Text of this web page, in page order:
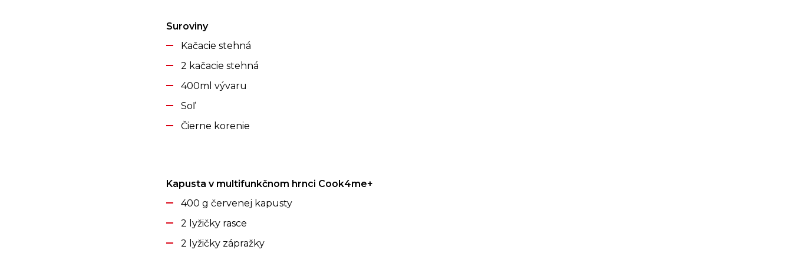
Suroviny
Kačacie stehná
2 kačacie stehná
400ml vývaru
Soľ
Čierne korenie
Kapusta v multifunkčnom hrnci Cook4me+
400 g červenej kapusty
2 lyžičky rasce
2 lyžičky zápražky